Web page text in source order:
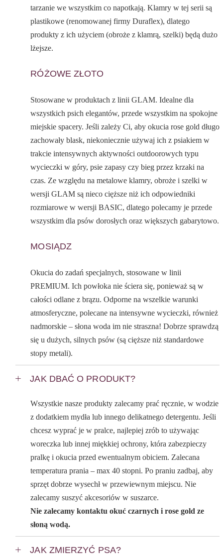
tarzanie we wszystkim co napotkają. Klamry w tej serii są
plastikowe (renomowanej firmy Duraflex), dlatego
produkty z ich użyciem (obroże z klamrą, szelki) będą dużo
lżejsze.
RÓŻOWE ZŁOTO
Stosowane w produktach z linii GLAM. Idealne dla
wszystkich psich elegantów, przede wszystkim na spokojne
miejskie spacery. Jeśli zależy Ci, aby okucia rose gold długo
zachowały blask, niekoniecznie używaj ich z psiakiem w
trakcie intensywnych aktywności outdoorowych typu
wycieczki w góry, psie zapasy czy bieg przez krzaki na
czas. Ze względu na metalowe klamry, obroże i szelki w
wersji GLAM są nieco cięższe niż ich odpowiedniki
rozmiarowe w wersji BASIC, dlatego polecamy je przede
wszystkim dla psów dorosłych oraz większych gabarytowo.
MOSIĄDZ
Okucia do zadań specjalnych, stosowane w linii
PREMIUM. Ich powłoka nie ściera się, ponieważ są w
całości odlane z brązu. Odporne na wszelkie warunki
atmosferyczne, polecane na intensywne wycieczki, również
nadmorskie – słona woda im nie straszna! Dobrze sprawdzą
się u dużych, silnych psów (są cięższe niż standardowe
stopy metali).
JAK DBAĆ O PRODUKT?
Wszystkie nasze produkty zalecamy prać ręcznie, w wodzie
z dodatkiem mydła lub innego delikatnego detergentu. Jeśli
chcesz wyprać je w pralce, najlepiej zrób to używając
woreczka lub innej miękkiej ochrony, która zabezpieczy
pralkę i okucia przed ewentualnym obiciem. Zalecana
temperatura prania – max 40 stopni. Po praniu zadbaj, aby
sprzęt dobrze wysechł w przewiewnym miejscu. Nie
zalecamy suszyć akcesoriów w suszarce.
Nie zalecamy kontaktu okuć czarnych i rose gold ze
słoną wodą.
JAK ZMIERZYĆ PSA?